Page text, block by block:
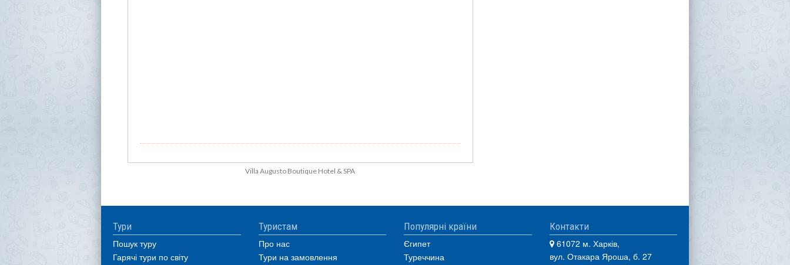
Villa Augusto Boutique Hotel & SPA
Тури
Пошук туру
Гарячі тури по світу
Туристам
Про нас
Тури на замовлення
Популярні країни
Єгипет
Туреччина
Контакти
61072 м. Харків,
вул. Отакара Яроша, б. 27